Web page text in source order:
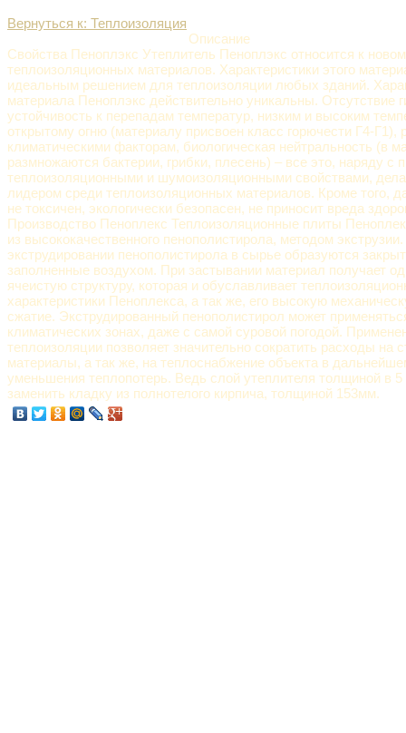
Вернуться к: Теплоизоляция
Описание
Свойства Пеноплэкс Утеплитель Пеноплэкс относится к
теплоизоляционных материалов. Характеристики этого
идеальным решением для теплоизоляции любых зданий.
материала Пеноплэкс действительно уникальны. Отсутствие
устойчивость к перепадам температур, низким и высоким
открытому огню (материалу присвоен класс горючести Г4-Г1),
климатическими факторам, биологическая нейтральность (в
размножаются бактерии, грибки, плесень) – все это, наряду с
теплоизоляционными и шумоизоляционными свойствами,
лидером среди теплоизоляционных материалов. Кроме того,
не токсичен, экологически безопасен, не приносит вреда
Производство Пеноплекс Теплоизоляционные плиты
из высококачественного пенополистирола, методом
экструдировании пенополистирола в сырье образуются
заполненные воздухом. При застывании материал получает
ячеистую структуру, которая и обуславливает
характеристики Пеноплекса, а так же, его высокую
сжатие. Экструдированный пенополистирол может
климатических зонах, даже с самой суровой погодой.
теплоизоляции позволяет значительно сократить расходы на
материалы, а так же, на теплоснабжение объекта в
уменьшения теплопотерь. Ведь слой утеплителя толщиной в
заменить кладку из полнотелого кирпича, толщиной 153мм.